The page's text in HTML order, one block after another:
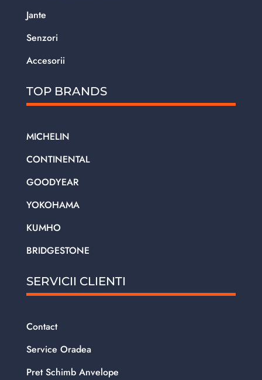
Jante
Senzori
Accesorii
TOP BRANDS
MICHELIN
CONTINENTAL
GOODYEAR
YOKOHAMA
KUMHO
BRIDGESTONE
SERVICII CLIENTI
Contact
Service Oradea
Pret Schimb Anvelope